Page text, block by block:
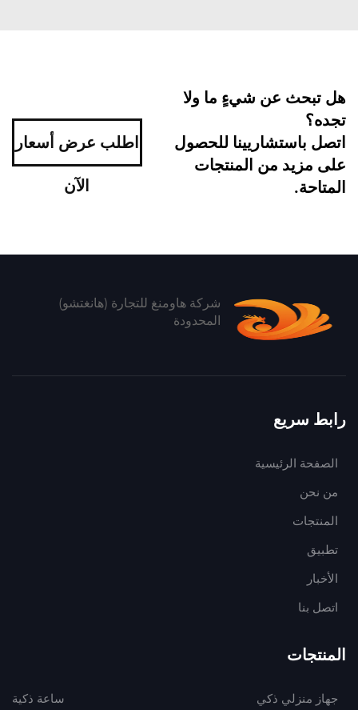
هل تبحث عن شيءٍ ما ولا
تجده؟
اتصل باستشاريينا للحصول
على مزيد من المنتجات
المتاحة.
اطلب عرض أسعار
الآن
شركة هاومنغ للتجارة (هانغتشو)
المحدودة
رابط سريع
الصفحة الرئيسية
من نحن
المنتجات
تطبيق
الأخبار
اتصل بنا
المنتجات
جهاز منزلي ذكي
ساعة ذكية